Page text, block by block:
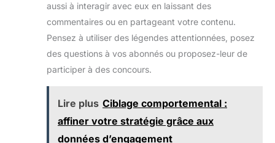
aussi à interagir avec eux en laissant des
commentaires ou en partageant votre contenu.
Pensez à utiliser des légendes attentionnées, posez
des questions à vos abonnés ou proposez-leur de
participer à des concours.
Lire plus Ciblage comportemental :
affiner votre stratégie grâce aux
données d’engagement